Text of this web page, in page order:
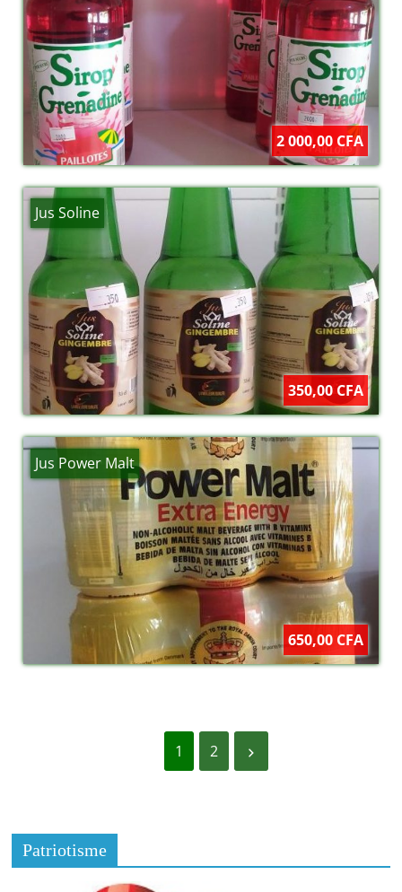
2 000,00 CFA
Jus Soline
350,00 CFA
Jus Power Malt
650,00 CFA
1 2
Patriotisme